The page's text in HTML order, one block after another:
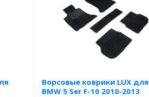
Ворсовые коврики LUX для
BMW 5 Ser F-10 2010-2013